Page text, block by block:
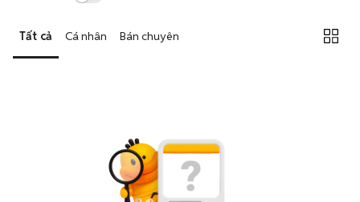
Tất cả Cá nhân Bán chuyên